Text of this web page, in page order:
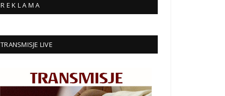
R E K L A M A
TRANSMISJE LIVE